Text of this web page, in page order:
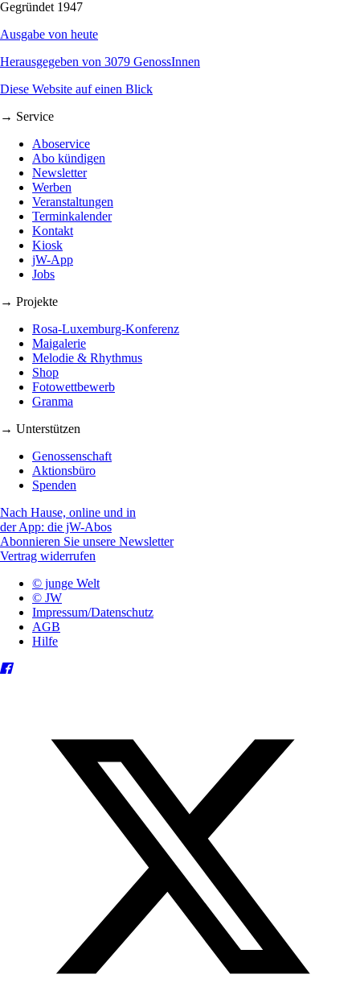
Gegründet 1947
Ausgabe von heute
Herausgegeben von 3079 GenossInnen
Diese Website auf einen Blick
→ Service
Aboservice
Abo kündigen
Newsletter
Werben
Veranstaltungen
Terminkalender
Kontakt
Kiosk
jW-App
Jobs
→ Projekte
Rosa-Luxemburg-Konferenz
Maigalerie
Melodie & Rhythmus
Shop
Fotowettbewerb
Granma
→ Unterstützen
Genossenschaft
Aktionsbüro
Spenden
Nach Hause, online und in
der App: die jW-Abos
Abonnieren Sie unsere Newsletter
Vertrag widerrufen
© junge Welt
© JW
Impressum/Datenschutz
AGB
Hilfe